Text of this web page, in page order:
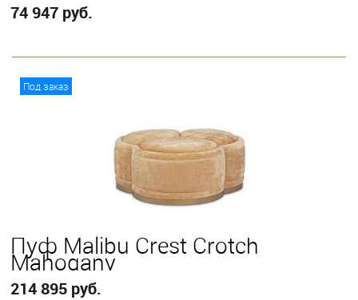
74 947 руб.
Под заказ
Пуф Malibu Crest Crotch
Mahogany
214 895 руб.